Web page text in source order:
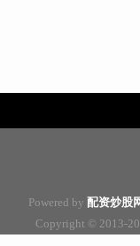
Powered by 配资炒股
Copyright © 2013-